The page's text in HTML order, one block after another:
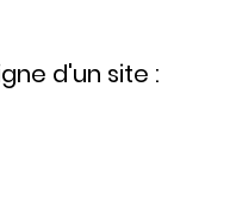
d'un site :